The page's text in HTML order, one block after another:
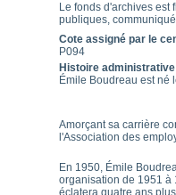
Le fonds d'archives est
publiques,
Cote assigné par le
P094
Histoire
Émile Boudreau est né
Amorçant sa carrière
l'Association des
En 1950, Émile
organisation de 1951 à
éclatera quatre ans